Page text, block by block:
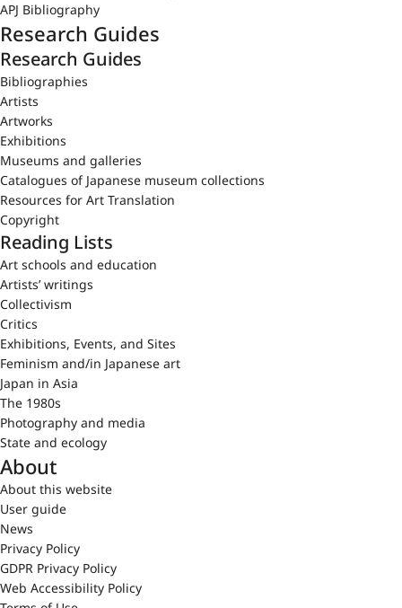
APJ Bibliography
Research Guides
Research Guides
Bibliographies
Artists
Artworks
Exhibitions
Museums and galleries
Catalogues of Japanese museum collections
Resources for Art Translation
Copyright
Reading Lists
Art schools and education
Artists’ writings
Collectivism
Critics
Exhibitions, Events, and Sites
Feminism and/in Japanese art
Japan in Asia
The 1980s
Photography and media
State and ecology
About
About this website
User guide
News
Privacy Policy
GDPR Privacy Policy
Web Accessibility Policy